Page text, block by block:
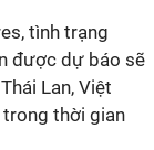
tình trạng
được dự báo sẽ
Lan, Việt
trong thời gian